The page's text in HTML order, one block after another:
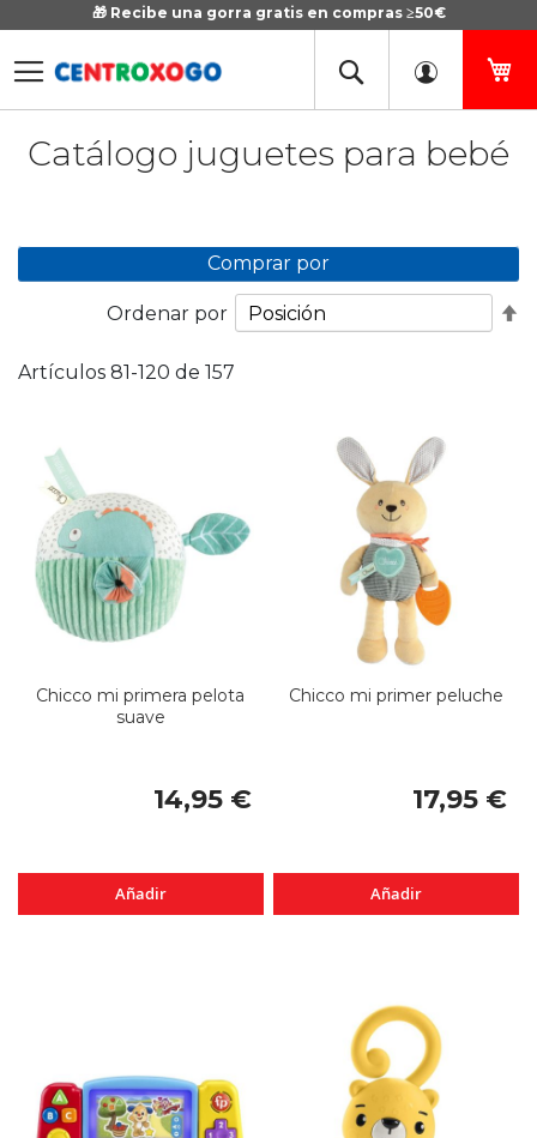
🎁 Recibe una gorra gratis en compras ≥50€
Ir
Catálogo juguetes para bebé
Artículos 81-120 de 157
Ordenar por
Chicco mi primera pelota
suave
14,95 €
Añadir
Chicco mi primer peluche
17,95 €
Añadir
Comprar por